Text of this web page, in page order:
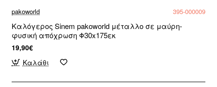
pakoworld 395-000009
Καλόγερος Sinem pakoworld μέταλλο σε μαύρη-
φυσική απόχρωση Φ30x175εκ
19,90€
Καλάθι